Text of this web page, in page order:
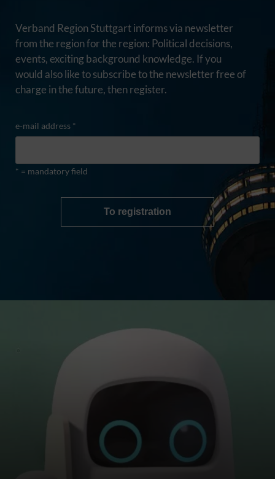
Verband Region Stuttgart informs via newsletter
from the region for the region: Political decisions,
events, exciting background knowledge. If you
would also like to subscribe to the newsletter free of
charge in the future, then register.
e-mail address *
* = mandatory field
To registration